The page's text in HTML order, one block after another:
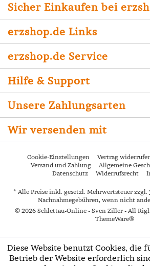
Sicher Einkaufen bei
erzshop.de Links
erzshop.de Service
Hilfe & Support
Unsere Zahlungsarten
Wir versenden mit
Cookie-Einstellungen Vertrag
Versand und Zahlung
Allgemeine
Datenschutz
Widerrufsrecht
* Alle Preise inkl. gesetzl. Mehrwertsteuer zzgl.
Nachnahmegebühren, wenn nicht
© 2026 Schlettau-Online - Sven Ziller - All
ThemeWare®
Diese Website benutzt Cookies, die
Betrieb der Website erforderlich